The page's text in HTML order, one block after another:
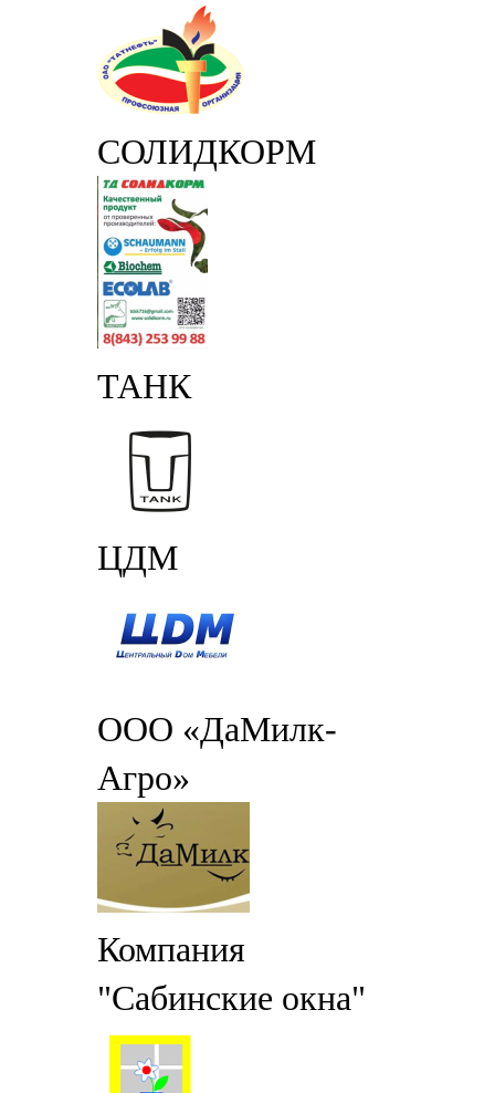
СОЛИДКОРМ
ТАНК
ЦДМ
ООО «ДаМилк-
Агро»
Компания
"Сабинские окна"